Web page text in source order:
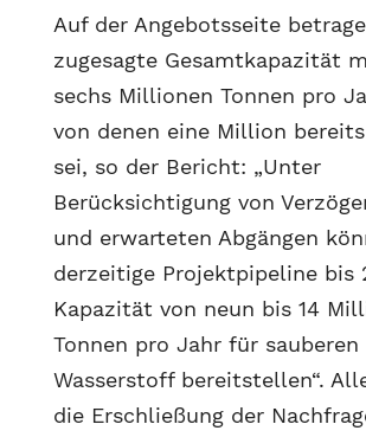
Auf der Angebotsseite
zugesagte Gesamtkapazität
sechs Millionen Tonnen pro
von denen eine Million
sei, so der Bericht: „Unter
Berücksichtigung von
und erwarteten Abgängen
derzeitige Projektpipeline bis
Kapazität von neun bis 14
Tonnen pro Jahr für sauberen
Wasserstoff bereitstellen“.
die Erschließung der